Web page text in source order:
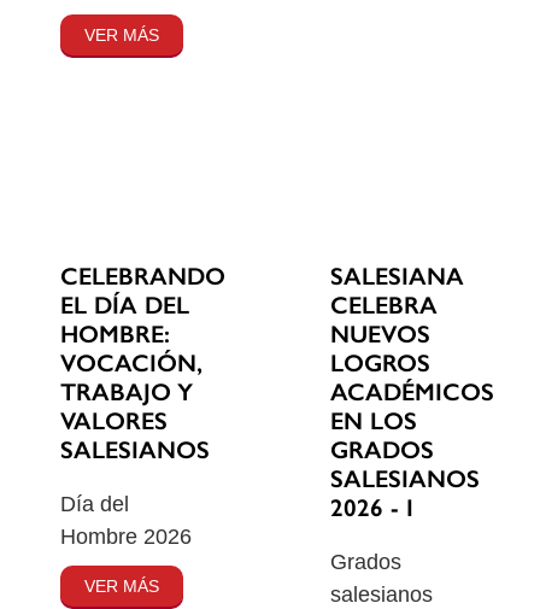
VER MÁS
CELEBRANDO
EL DÍA DEL
HOMBRE:
VOCACIÓN,
TRABAJO Y
VALORES
SALESIANOS
Día del
Hombre 2026
VER MÁS
SALESIANA
CELEBRA
NUEVOS
LOGROS
ACADÉMICOS
EN LOS
GRADOS
SALESIANOS
2026 - I
Grados
salesianos